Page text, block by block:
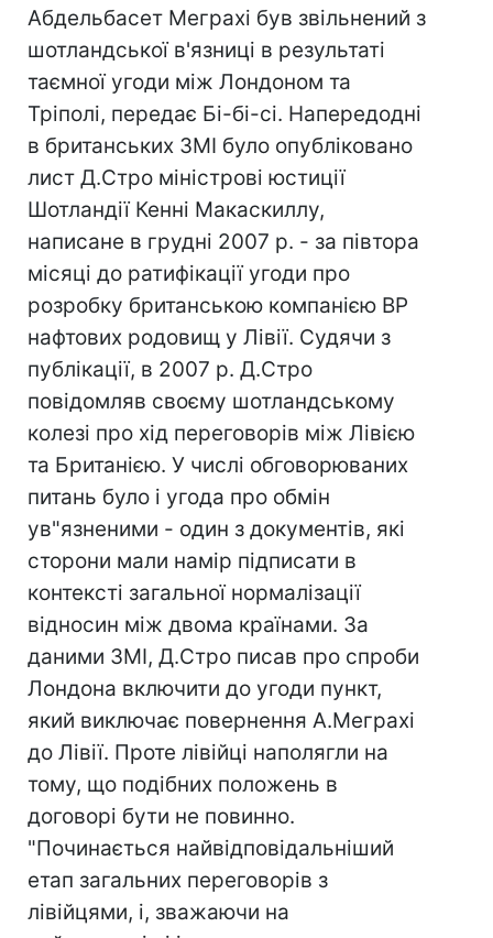
Абдельбасет Меграхі був звільнений з
шотландської в'язниці в результаті
таємної угоди між Лондоном та
Тріполі, передає Бі-бі-сі. Напередодні
в британських ЗМІ було опубліковано
лист Д.Стро міністрові юстиції
Шотландії Кенні Макаскиллу,
написане в грудні 2007 р. - за півтора
місяці до ратифікації угоди про
розробку британською компанією BP
нафтових родовищ у Лівії. Судячи з
публікації, в 2007 р. Д.Стро
повідомляв своєму шотландському
колезі про хід переговорів між Лівією
та Британією. У числі обговорюваних
питань було і угода про обмін
ув"язненими - один з документів, які
сторони мали намір підписати в
контексті загальної нормалізації
відносин між двома країнами. За
даними ЗМІ, Д.Стро писав про спроби
Лондона включити до угоди пункт,
який виключає повернення А.Меграхі
до Лівії. Проте лівійці наполягли на
тому, що подібних положень в
договорі бути не повинно.
"Починається найвідповідальніший
етап загальних переговорів з
лівійцями, і, зважаючи на